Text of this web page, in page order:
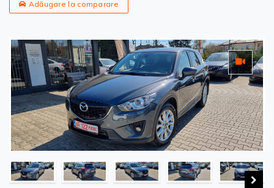
Adăugare la comparare